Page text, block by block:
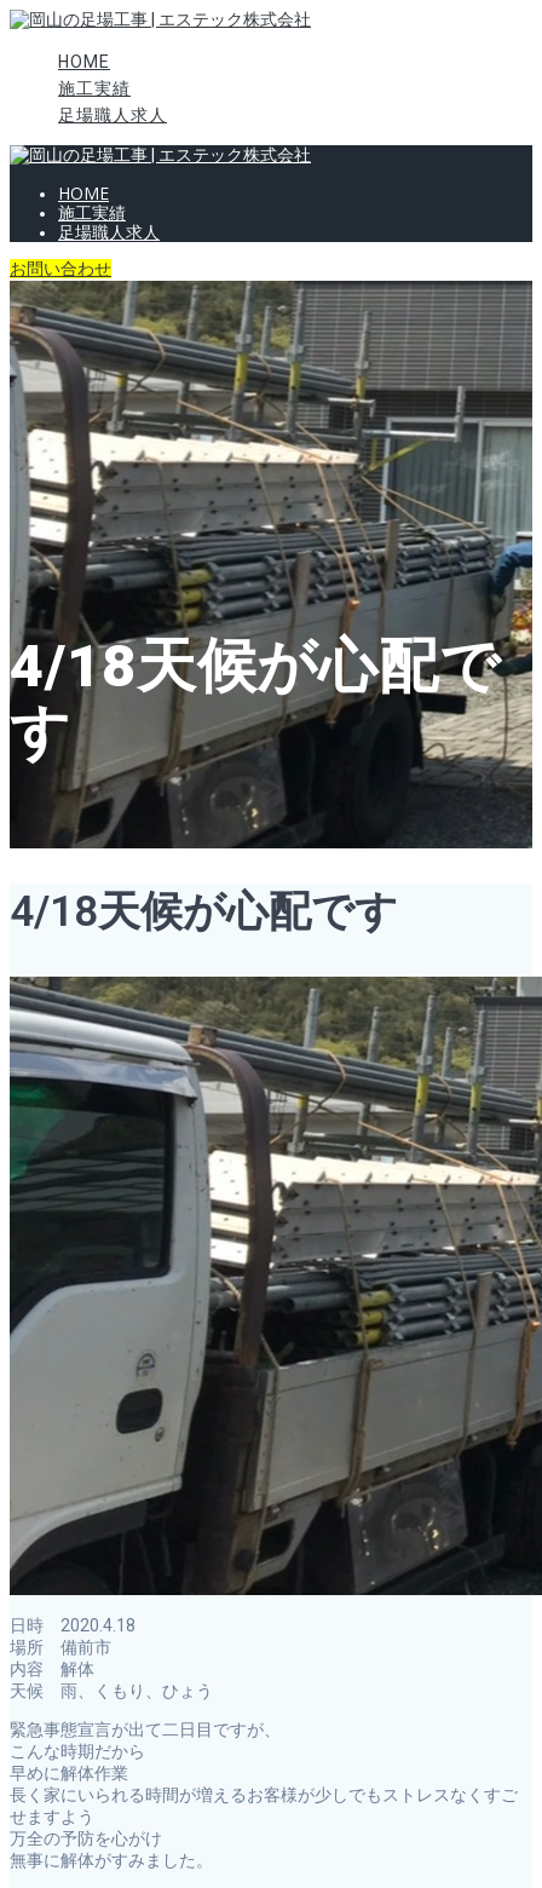
HOME
施工実績
足場職人求人
HOME
施工実績
足場職人求人
お問い合わせ
4/18天候が心配で
す
4/18天候が心配です
日時 2020.4.18
場所 備前市
内容 解体
天候 雨、くもり、ひょう
緊急事態宣言が出て二日目ですが、
こんな時期だから
早めに解体作業
長く家にいられる時間が増えるお客様が少しでもストレスなくすご
せますよう
万全の予防を心がけ
無事に解体がすみました。